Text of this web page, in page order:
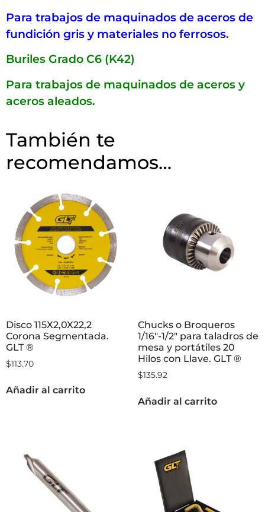
Para trabajos de maquinados de aceros de
fundición gris y materiales no ferrosos.
Buriles Grado C6 (K42)
Para trabajos de maquinados de aceros y
aceros aleados.
También te
recomendamos…
Disco 115X2,0X22,2
Corona Segmentada.
GLT ®
$113.70
Añadir al carrito
Chucks o Broqueros
1/16″-1/2″ para taladros de
mesa y portátiles 20
Hilos con Llave. GLT ®
$135.92
Añadir al carrito